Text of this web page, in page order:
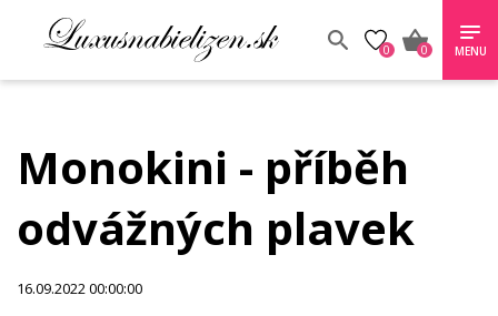
0 0 MENU
Monokini - příběh
odvážných plavek
16.09.2022 00:00:00